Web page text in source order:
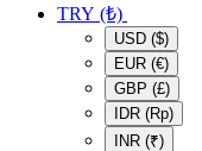
TRY (₺)
USD ($)
EUR (€)
GBP (£)
IDR (Rp)
INR (₹)